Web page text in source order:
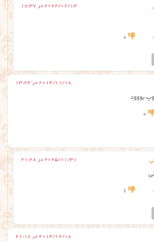
2022/02/13 در 18:37
0
2014/11/08 در 13:24
بووود
0
2025/01/31 در 21:28
1
2014/12/08 در 21:18